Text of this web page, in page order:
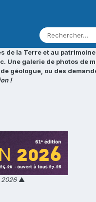
de la Terre et au
galerie de photos de
géologue, ou des
!
▲